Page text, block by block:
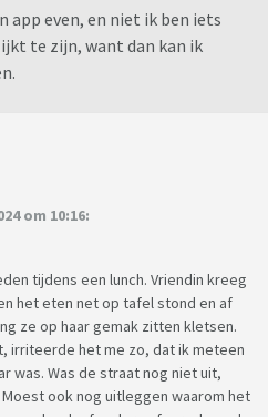
app even, en niet ik ben iets
te zijn, want dan kan ik
om 10:16:
tijdens een lunch. Vriendin kreeg
het eten net op tafel stond en af
ze op haar gemak zitten kletsen.
irriteerde het me zo, dat ik meteen
was. Was de straat nog niet uit,
ook nog uitleggen waarom het